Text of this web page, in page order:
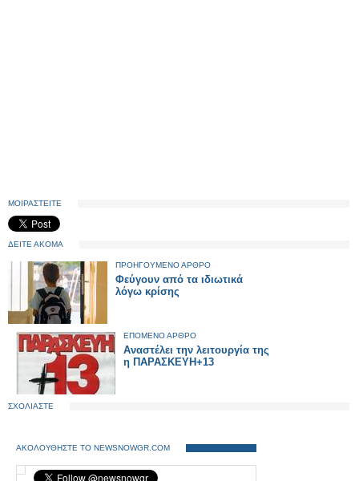
ΜΟΙΡΑΣΤΕΙΤΕ
ΔΕΙΤΕ ΑΚΟΜΑ
ΠΡΟΗΓΟΥΜΕΝΟ ΑΡΘΡΟ
Φεύγουν από τα ιδιωτικά
λόγω κρίσης
ΕΠΟΜΕΝΟ ΑΡΘΡΟ
Αναστέλει την λειτουργία της
η ΠΑΡΑΣΚΕΥΗ+13
ΣΧΟΛΙΑΣΤΕ
ΑΚΟΛΟΥΘΗΣΤΕ ΤΟ NEWSNOWGR.COM